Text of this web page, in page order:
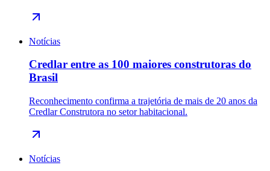
Notícias
Credlar entre as 100 maiores construtoras do
Brasil
Reconhecimento confirma a trajetória de mais de 20 anos da
Credlar Construtora no setor habitacional.
Notícias